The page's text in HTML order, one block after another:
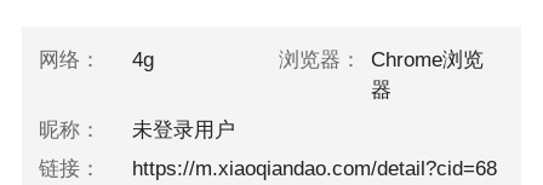
网络： 4g 浏览器：
Chrome浏览
器
昵称：
未登录用户
链接：
https://m.xiaoqiandao.com/detail?cid=68